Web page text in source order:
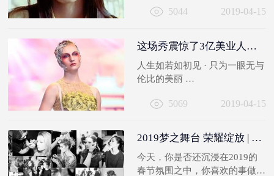
（biao）的（za）
5044 2019-04-15
这场秀震惊了3亿美业人，新时代炫美国际造型发布会！
人生如若如初见 · 只为一眼无与
伦比的美丽
位中外模特齐聚深圳...
5069 2019-04-15
2019梦之舞台 荣耀绽放 | 回故之作，用一份精致致敬初心
今天，你是否还沉浸在2019的
春节氛围之中，你喜欢的事做了